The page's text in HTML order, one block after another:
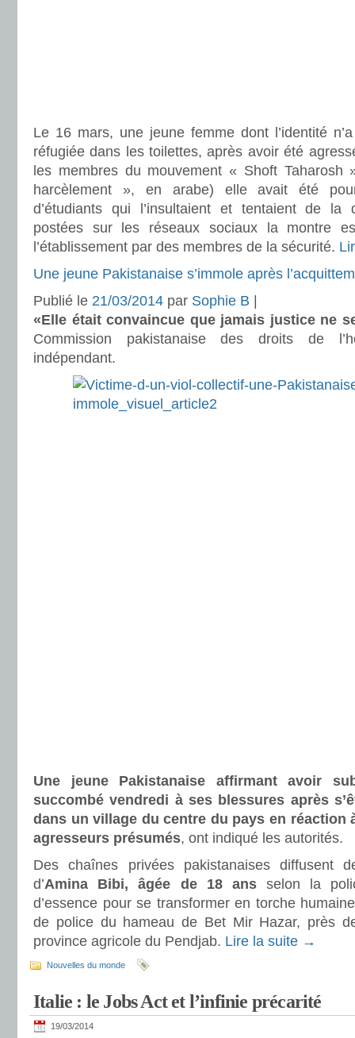
Le 16 mars, une jeune femme dont l’identité
réfugiée dans les toilettes, après avoir été
les membres du mouvement « Shoft Taharosh
harcèlement », en arabe) elle avait été
d’étudiants qui l’insultaient et tentaient de la
postées sur les réseaux sociaux la montre
l’établissement par des membres de la sécurité.
Une jeune Pakistanaise s’immole après
Publié le 21/03/2014 par Sophie B
«Elle était convaincue que jamais justice ne
Commission pakistanaise des droits de
indépendant.
Une jeune Pakistanaise affirmant avoir
succombé vendredi à ses blessures après
dans un village du centre du pays en réaction
agresseurs présumés, ont indiqué les autorités.
Des chaînes privées pakistanaises diffusent
d’Amina Bibi, âgée de 18 ansselon la
d’essence pour se transformer en torche
de police du hameau de Bet Mir Hazar, près
province agricole du Pendjab. Lire la suite →
Nouvelles du monde
Italie : le Jobs Act et l’infinie précarité
19/03/2014